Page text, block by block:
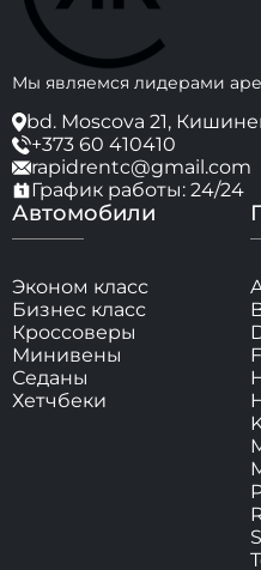
Мы являемся лидерами
bd. Moscova 21,
+373 60 410410
rapidrentc@gmail.com
График работы: 24/24
Автомобили
Эконом класс
Бизнес класс
Кроссоверы
Минивены
Седаны
Хетчбеки